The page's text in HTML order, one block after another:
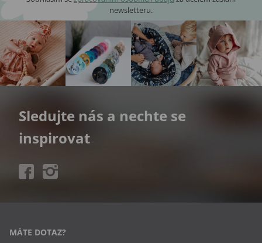
newsletteru.
Sledujte nás a nechte se
inspirovat
MÁTE DOTAZ?